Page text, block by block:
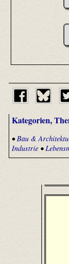
Kategorien,
• Bau &
Industrie•